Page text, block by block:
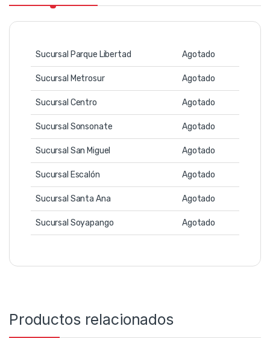
Sucursal Parque Libertad Agotado
Sucursal Metrosur Agotado
Sucursal Centro Agotado
Sucursal Sonsonate Agotado
Sucursal San Miguel Agotado
Sucursal Escalón Agotado
Sucursal Santa Ana Agotado
Sucursal Soyapango Agotado
Productos relacionados